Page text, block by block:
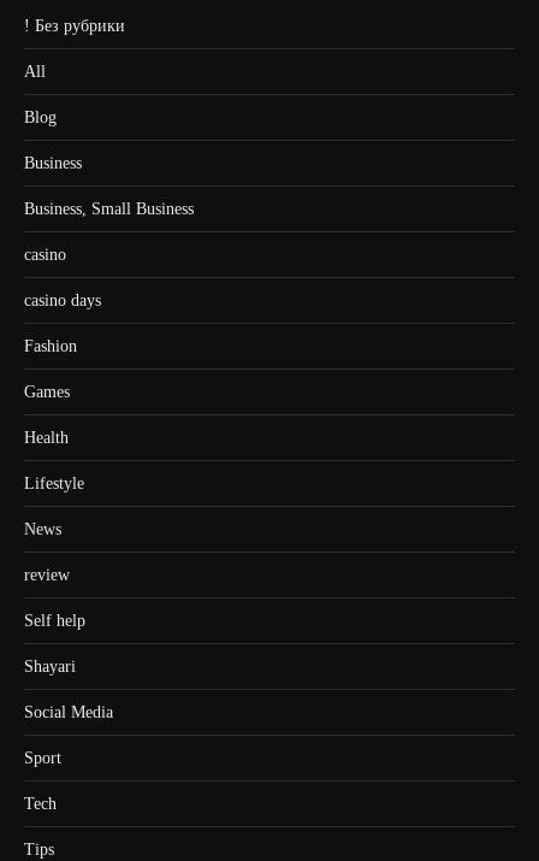
! Без рубрики
All
Blog
Business
Business, Small Business
casino
casino days
Fashion
Games
Health
Lifestyle
News
review
Self help
Shayari
Social Media
Sport
Tech
Tips